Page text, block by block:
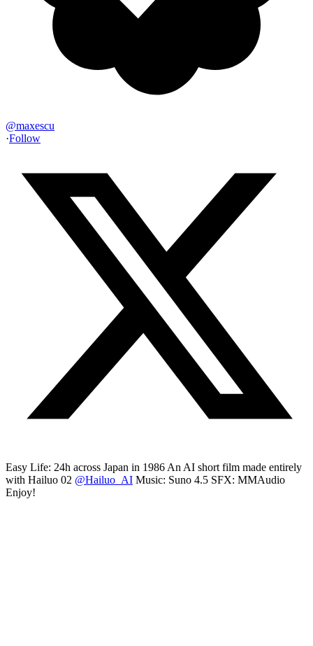
@maxescu
·Follow
Easy Life: 24h across Japan in 1986 An AI short film made entirely
with Hailuo 02 @Hailuo_AI Music: Suno 4.5 SFX: MMAudio
Enjoy!